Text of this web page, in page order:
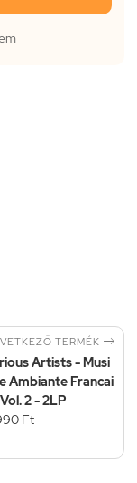
TERMÉK 
Artists - Musi
Ambiante Francai
2 - 2LP
Ft